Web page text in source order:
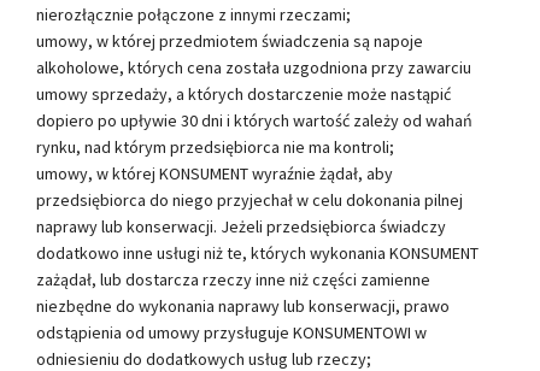
nierozłącznie połączone z innymi rzeczami;
umowy, w której przedmiotem świadczenia są napoje
alkoholowe, których cena została uzgodniona przy zawarciu
umowy sprzedaży, a których dostarczenie może nastąpić
dopiero po upływie 30 dni i których wartość zależy od wahań
rynku, nad którym przedsiębiorca nie ma kontroli;
umowy, w której KONSUMENT wyraźnie żądał, aby
przedsiębiorca do niego przyjechał w celu dokonania pilnej
naprawy lub konserwacji. Jeżeli przedsiębiorca świadczy
dodatkowo inne usługi niż te, których wykonania KONSUMENT
zażądał, lub dostarcza rzeczy inne niż części zamienne
niezbędne do wykonania naprawy lub konserwacji, prawo
odstąpienia od umowy przysługuje KONSUMENTOWI w
odniesieniu do dodatkowych usług lub rzeczy;